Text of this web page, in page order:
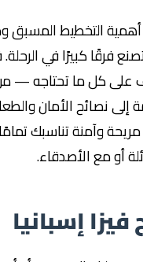
التخطيط المسبق
فرقًا كبيرًا في
على كل ما تحتاجه —
إلى نصائح الأمان
مريحة وآمنة تناسبك
أو مع الأصدقاء.
إسبانيا